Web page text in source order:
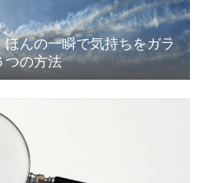
んの一瞬で気持ちをガラ
つの方法